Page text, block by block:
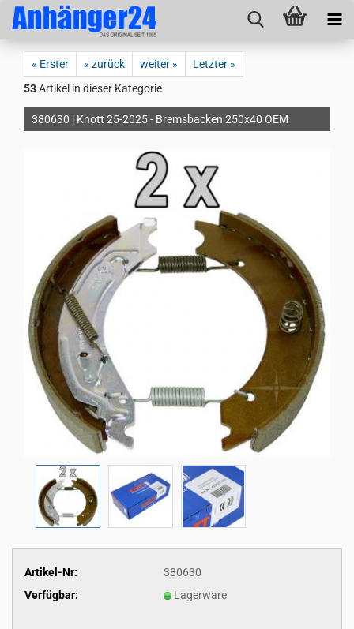
« Erster « zurück weiter »
Letzter »
53Artikel in dieser Kategorie
380630 | Knott 25-2025 - Bremsbacken 250x40 OEM
Artikel-Nr:
380630
Verfügbar:
Lagerware